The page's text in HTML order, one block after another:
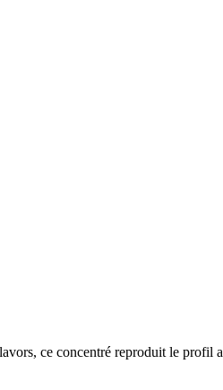
ce concentré reproduit le profil